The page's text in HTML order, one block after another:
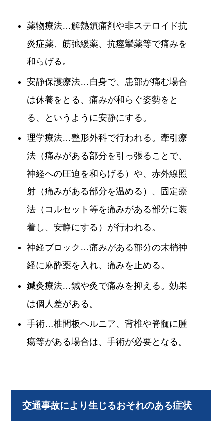
薬物療法…解熱鎮痛剤や非ステロイド抗
炎症薬、筋弛緩薬、抗痙攣薬等で痛みを
和らげる。
安静保護療法…自身で、患部が痛む場合
は休養をとる、痛みが和らぐ姿勢をと
る、というように安静にする。
理学療法…整形外科で行われる。牽引療
法（痛みがある部分を引っ張ることで、
神経への圧迫を和らげる）や、赤外線照
射（痛みがある部分を温める）、固定療
法（コルセット等を痛みがある部分に装
着し、安静にする）が行われる。
神経ブロック…痛みがある部分の末梢神
経に麻酔薬を入れ、痛みを止める。
鍼灸療法…鍼や灸で痛みを抑える。効果
は個人差がある。
手術…椎間板ヘルニア、背椎や脊髄に腫
瘍等がある場合は、手術が必要となる。
交通事故により生じるおそれのある症状